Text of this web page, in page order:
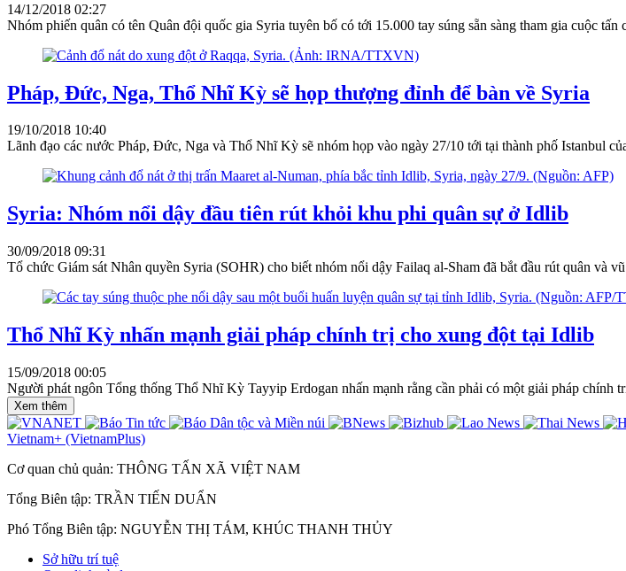
14/12/2018 02:27
Nhóm phiến quân có tên Quân đội quốc gia Syria tuyên bố có tới 15.000 tay súng sẵn sàng tham gia cuộc
Pháp, Đức, Nga, Thổ Nhĩ Kỳ sẽ họp thượng đỉnh để bàn về Syria
19/10/2018 10:40
Lãnh đạo các nước Pháp, Đức, Nga và Thổ Nhĩ Kỳ sẽ nhóm họp vào ngày 27/10 tới tại thành phố Istanbul
Syria: Nhóm nổi dậy đầu tiên rút khỏi khu phi quân sự ở Idlib
30/09/2018 09:31
Tổ chức Giám sát Nhân quyền Syria (SOHR) cho biết nhóm nổi dậy Failaq al-Sham đã bắt đầu rút quân và
Thổ Nhĩ Kỳ nhấn mạnh giải pháp chính trị cho xung đột tại Idlib
15/09/2018 00:05
Người phát ngôn Tổng thống Thổ Nhĩ Kỳ Tayyip Erdogan nhấn mạnh rằng cần phải có một giải pháp
Xem thêm
Vietnam+ (VietnamPlus)
Cơ quan chủ quản: THÔNG TẤN XÃ VIỆT NAM
Tổng Biên tập: TRẦN TIẾN DUẨN
Phó Tổng Biên tập: NGUYỄN THỊ TÁM, KHÚC THANH THỦY
Sở hữu trí tuệ